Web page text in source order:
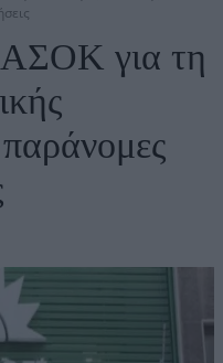
για τη
παράνομες